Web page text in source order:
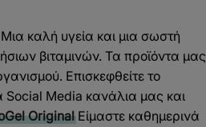
καλή υγεία και μια σωστή
βιταμινών. Τα προϊόντα μας
Επισκεφθείτε το
Social Media κανάλια μας και
OriginalΕίμαστε καθημερινά